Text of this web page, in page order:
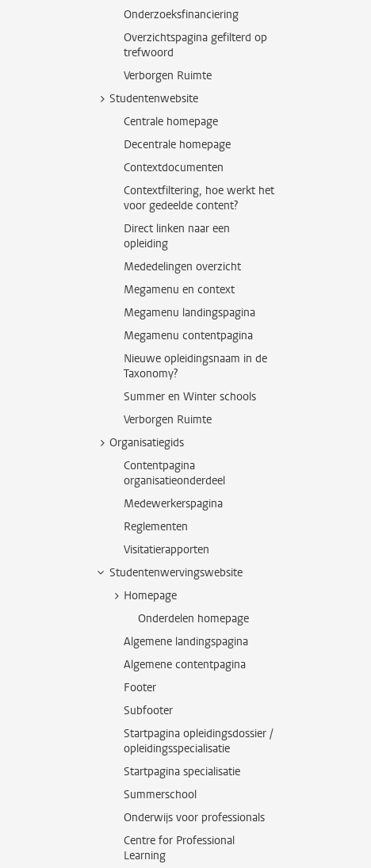
Onderzoeksfinanciering
Overzichtspagina gefilterd op
trefwoord
Verborgen Ruimte
Studentenwebsite
Centrale homepage
Decentrale homepage
Contextdocumenten
Contextfiltering, hoe werkt het
voor gedeelde content?
Direct linken naar een
opleiding
Mededelingen overzicht
Megamenu en context
Megamenu landingspagina
Megamenu contentpagina
Nieuwe opleidingsnaam in de
Taxonomy?
Summer en Winter schools
Verborgen Ruimte
Organisatiegids
Contentpagina
organisatieonderdeel
Medewerkerspagina
Reglementen
Visitatierapporten
Studentenwervingswebsite
Homepage
Onderdelen homepage
Algemene landingspagina
Algemene contentpagina
Footer
Subfooter
Startpagina opleidingsdossier /
opleidingsspecialisatie
Startpagina specialisatie
Summerschool
Onderwijs voor professionals
Centre for Professional
Learning